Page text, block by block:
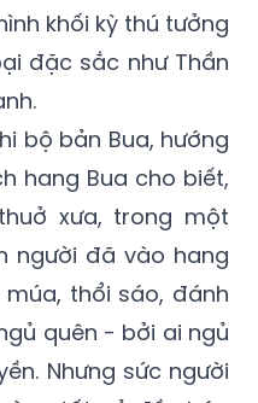
khối kỳ thú tưởng
đặc sắc như Thần
bộ bản Bua, hướng
hang Bua cho biết,
xưa, trong một
người đã vào hang
thổi sáo, đánh
quên - bởi ai ngủ
Nhưng sức người